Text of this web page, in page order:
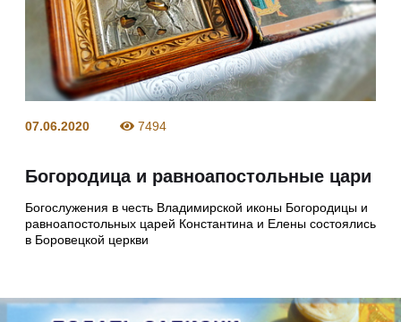
07.06.2020 7494
Богородица и равноапостольные цари
Богослужения в честь Владимирской иконы Богородицы и
равноапостольных царей Константина и Елены состоялись
в Боровецкой церкви